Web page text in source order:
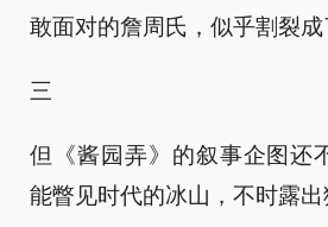
敢面对的詹周氏，似乎割裂成
三
但《酱园弄》的叙事企图还
能瞥见时代的冰山，不时露出